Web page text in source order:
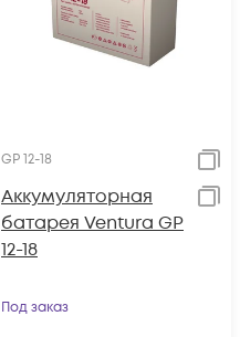
GP 12-18
Аккумуляторная
батарея Ventura GP
12-18
Под заказ